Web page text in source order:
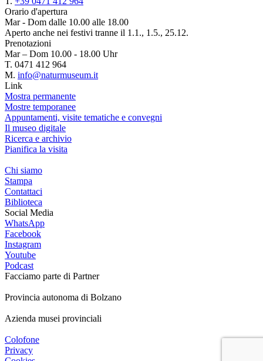
Orario d'apertura
Mar - Dom dalle 10.00 alle 18.00
Aperto anche nei festivi tranne il 1.1., 1.5., 25.12.
Prenotazioni
Mar – Dom 10.00 - 18.00 Uhr
T. 0471 412 964
M. info@naturmuseum.it
Link
Mostra permanente
Mostre temporanee
Appuntamenti, visite tematiche e convegni
Il museo digitale
Ricerca e archivio
Pianifica la visita
Chi siamo
Stampa
Contattaci
Biblioteca
Social Media
WhatsApp
Facebook
Instagram
Youtube
Podcast
Facciamo parte di Partner
Provincia autonoma di Bolzano
Azienda musei provinciali
Colofone
Privacy